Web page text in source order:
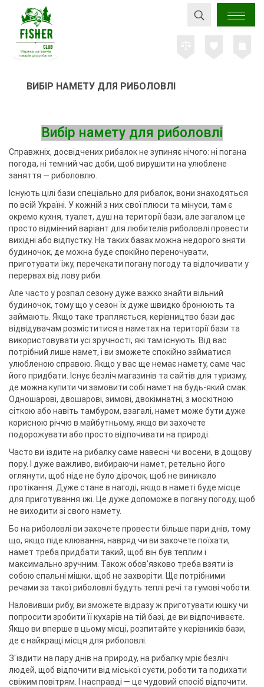
ВИБІР НАМЕТУ ДЛЯ РИБОЛОВЛІ
Вибір намету для риболовлі
Справжніх, досвідчених рибалок не зупиняє нічого: ні погана
погода, ні темний час доби, щоб вирушити на улюблене
заняття — риболовлю.
Існують цілі бази спеціально для рибалок, вони знаходяться
по всій Україні. У кожній з них свої плюси та мінуси, там є
окремо кухня, туалет, душ на території бази, але загалом це
просто відмінний варіант для любителів риболовлі провести
вихідні або відпустку. На таких базах можна недорого зняти
будиночок, де можна буде спокійно переночувати,
приготувати їжу, перечекати погану погоду та відпочивати у
перервах від лову риби.
Але часто у розпал сезону дуже важко знайти вільний
будиночок, тому що у сезон їх дуже швидко бронюють та
займають. Якщо таке трапляється, керівництво бази дає
відвідувачам розміститися в наметах на території бази та
використовувати усі зручності, які там існують. Від вас
потрібний лише намет, і ви зможете спокійно займатися
улюбленою справою. Якщо у вас ще немає намету, саме час
його придбати. Існує безліч магазинів та сайтів для туризму,
де можна купити чи замовити собі намет на будь-який смак.
Одношарові, двошарові, зимові, двокімнатні, з москітною
сіткою або навіть тамбуром, взагалі, намет може бути дуже
корисною річчю в майбутньому, якщо ви захочете
подорожувати або просто відпочивати на природі.
Часто ви їздите на рибалку саме навесні чи восени, в дощову
пору. І дуже важливо, вибираючи намет, ретельно його
оглянути, щоб ніде не було дірочок, щоб не виникало
протікання. Дуже стане в нагоді, якщо в наметі буде місце
для приготування їжі. Це дуже допоможе в погану погоду, щоб
не виходити зі свого намету.
Бо на риболовлі ви захочете провести більше пари днів, тому
що, якщо піде клювання, навряд чи ви захочете поїхати,
намет треба придбати такий, щоб він був теплим і
максимально зручним. Також обов'язково треба взяти із
собою спальні мішки, щоб не захворіти. Ще потрібними
речами за такої риболовлі будуть теплі речі та гумові чоботи.
Наловивши рибу, ви зможете відразу ж приготувати юшку чи
попросити зробити її кухарів на тій базі, де ви відпочиваєте.
Якщо ви вперше в цьому місці, розпитайте у керівників бази,
де є найкращі місця для риболовлі.
З'їздити на пару днів на природу, на рибалку мріє безліч
людей, щоб відпочити від міської суєти, роботи та подихати
свіжим повітрям. І насправді — це чудовий спосіб відпочити.